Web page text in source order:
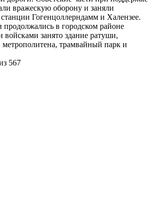
вражескую оборону и заняли
Гогенцоллерндамм и Халензее.
в городском районе
занято здание ратуши,
метрополитена, трамвайный парк и
567